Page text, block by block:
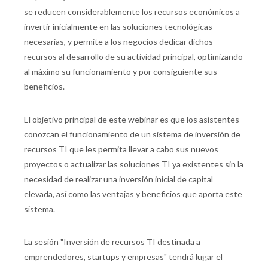
se reducen considerablemente los recursos económicos a
invertir inicialmente en las soluciones tecnológicas
necesarias, y permite a los negocios dedicar dichos
recursos al desarrollo de su actividad principal, optimizando
al máximo su funcionamiento y por consiguiente sus
beneficios.
El objetivo principal de este webinar es que los asistentes
conozcan el funcionamiento de un sistema de inversión de
recursos TI que les permita llevar a cabo sus nuevos
proyectos o actualizar las soluciones TI ya existentes sin la
necesidad de realizar una inversión inicial de capital
elevada, así como las ventajas y beneficios que aporta este
sistema.
La sesión "Inversión de recursos TI destinada a
emprendedores, startups y empresas" tendrá lugar el